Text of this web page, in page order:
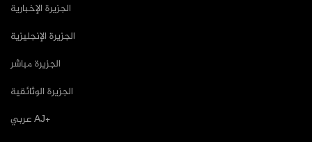
الجزيرة الإخبارية
الجزيرة الإنجليزية
الجزيرة مباشر
الجزيرة الوثائقية
عربي AJ+